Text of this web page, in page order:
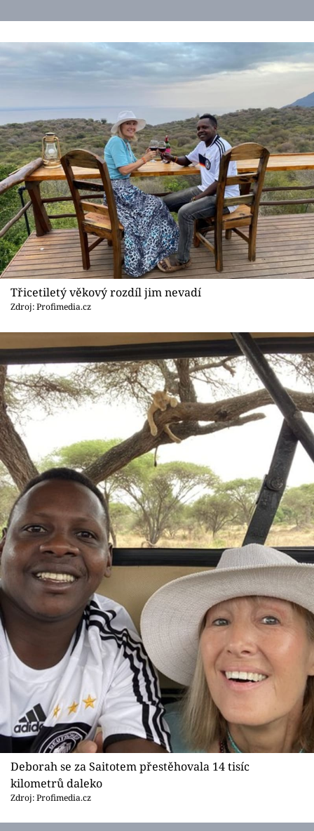
Třicetiletý věkový rozdíl jim nevadí
Zdroj: Profimedia.cz
Deborah se za Saitotem přestěhovala 14 tisíc
kilometrů daleko
Zdroj: Profimedia.cz